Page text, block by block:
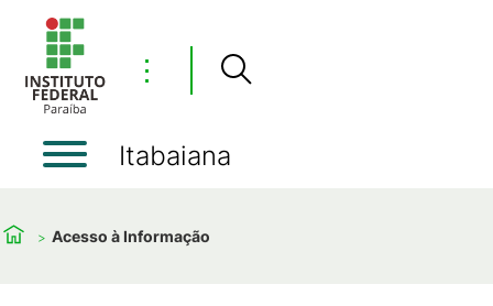
⋮
Itabaiana
Acesso à Informação